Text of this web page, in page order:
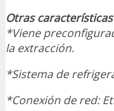
Otras
*Viene
la extracción.
*Sistema de
*Conexión de red: